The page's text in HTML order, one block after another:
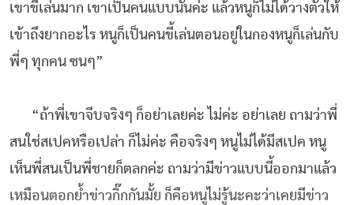
เขาขี้เล่นมาก เขาเป็นคนแบบนั้นค่ะ แล้วหนูก็ไม่ได้วางตัวให้
เข้าถึงยากอะไร หนูก็เป็นคนขี้เล่นตอนอยู่ในกองหนูก็เล่นกับ
พี่ๆ ทุกคน ซนๆ”
“ถ้าพี่เขาจีบจริงๆ ก็อย่าเลยค่ะ ไม่ค่ะ อย่าเลย ถามว่าพี่
สนใช่สเปคหรือเปล่า ก็ไม่ค่ะ คือจริงๆ หนูไม่ได้มีสเปค หนู
เห็นพี่สนเป็นพี่ชายก็ตลกค่ะ ถามว่ามีข่าวแบบนี้ออกมาแล้ว
เหมือนตอกย้ำข่าวกิ๊กกันมั้ย ก็คือหนูไม่รู้นะคะว่าเคยมีข่าว